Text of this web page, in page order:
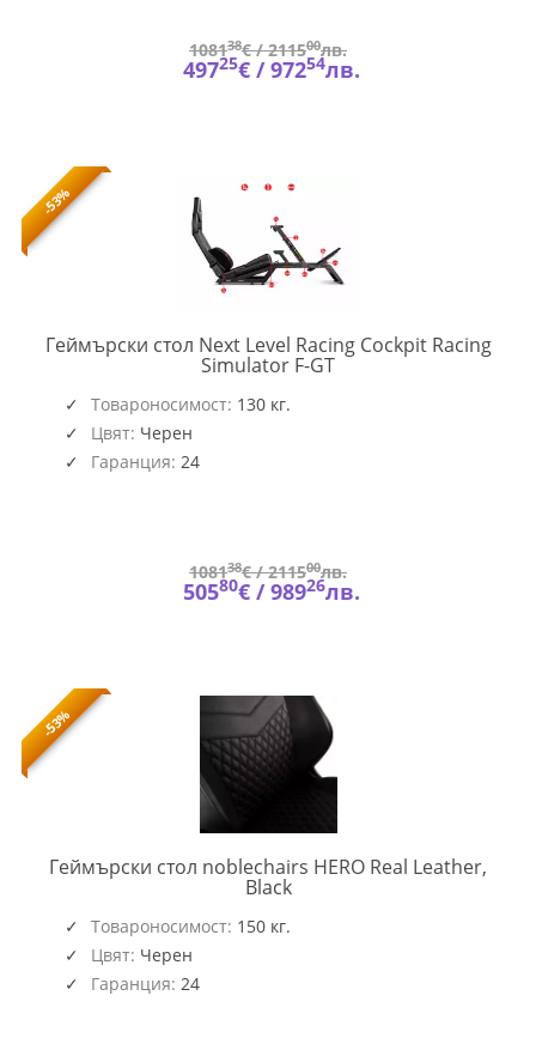
108138€ /211500лв.
49725€ /97254лв.
-53%
Геймърски стол Next Level Racing Cockpit Racing
Simulator F-GTNEXT-
Товароносимост: 130 кг.
Цвят: Черен
Гаранция: 24
108138€ /211500лв.
50580€ /98926лв.
-53%
Геймърски стол noblechairs HERO Real Leather,
BlackNOBLE-
Товароносимост: 150 кг.
Цвят: Черен
Гаранция: 24